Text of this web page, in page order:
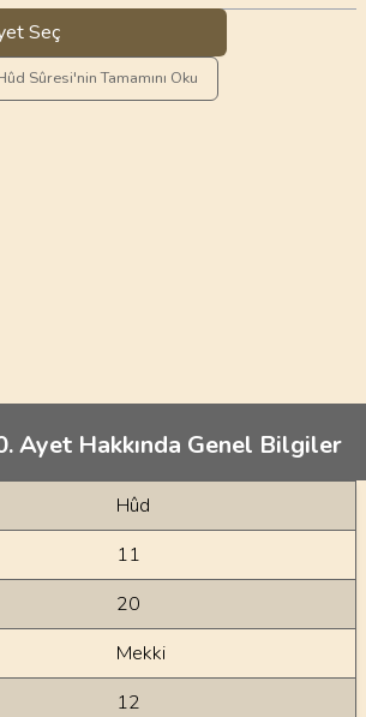
Seç
Sûresi'nin Tamamını Oku
Ayet Hakkında Genel Bilgiler
Hûd
11
20
Mekki
12